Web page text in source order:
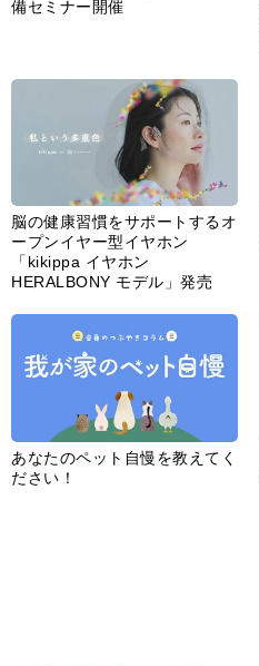
備セミナー開催
脳の健康習慣をサポートするオ
ープンイヤー型イヤホン
「kikippa イヤホン
HERALBONY モデル」発売
あなたのペット自慢を教えてく
ださい！